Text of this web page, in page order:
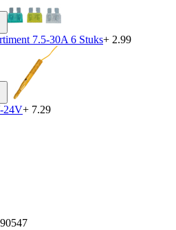
7.5-30A 6 Stuks+ 2.99
24V+ 7.29